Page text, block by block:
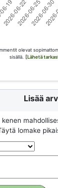
olevat
sisällä. [Lähetä
Lisää
lomake